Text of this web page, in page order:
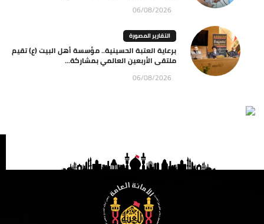
06/08/2026
التقارير المصورة
برعاية العتبة الحسينية.. مؤسسة أهل البيت (ع) تقيم
ملتقى الأربعين العالمي بمشاركة...
06/08/2026